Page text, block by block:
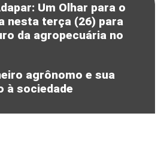
Um Olhar para o
nesta terça (26) para
da agropecuária no
agrônomo e sua
à sociedade